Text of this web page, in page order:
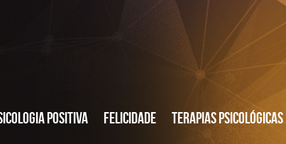
Positiva Felicidade Terapias Psicológicas